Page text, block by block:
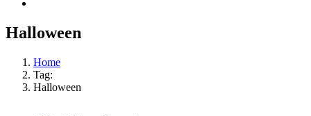
Halloween
Home
Tag:
Halloween